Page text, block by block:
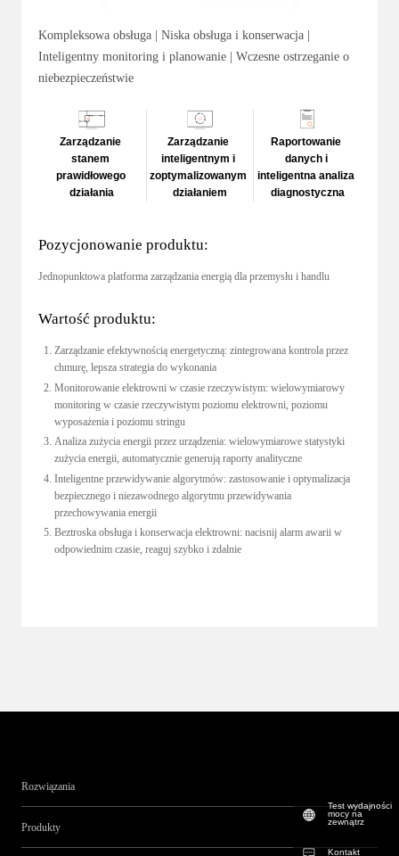
Kompleksowa obsługa | Niska obsługa i konserwacja |
Inteligentny monitoring i planowanie | Wczesne ostrzeganie o
niebezpieczeństwie
Zarządzanie
stanem
prawidłowego
działania
Zarządzanie
inteligentnym i
zoptymalizowanym
działaniem
Raportowanie
danych i
inteligentna analiza
diagnostyczna
Pozycjonowanie produktu:
Jednopunktowa platforma zarządzania energią dla przemysłu i handlu
Wartość produktu:
Zarządzanie efektywnością energetyczną: zintegrowana kontrola przez
chmurę, lepsza strategia do wykonania
Monitorowanie elektrowni w czasie rzeczywistym: wielowymiarowy
monitoring w czasie rzeczywistym poziomu elektrowni, poziomu
wyposażenia i poziomu stringu
Analiza zużycia energii przez urządzenia: wielowymiarowe statystyki
zużycia energii, automatycznie generują raporty analityczne
Inteligentne przewidywanie algorytmów: zastosowanie i optymalizacja
bezpiecznego i niezawodnego algorytmu przewidywania
przechowywania energii
Beztroska obsługa i konserwacja elektrowni: nacisnij alarm awarii w
odpowiednim czasie, reaguj szybko i zdalnie
Rozwiązania
Produkty
Test wydajności
mocy na
zewnątrz
Kontakt